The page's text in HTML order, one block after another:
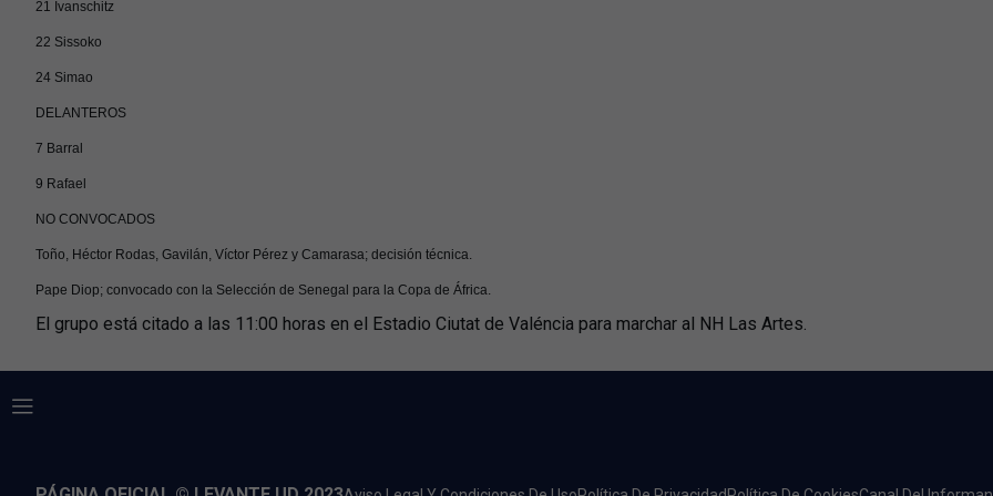
21 Ivanschitz
22 Sissoko
24 Simao
DELANTEROS
7 Barral
9 Rafael
NO CONVOCADOS
Toño, Héctor Rodas, Gavilán, Víctor Pérez y Camarasa; decisión técnica.
Pape Diop; convocado con la Selección de Senegal para la Copa de África.
El grupo está citado a las 11:00 horas en el Estadio Ciutat de Valéncia para marchar al NH Las Artes.